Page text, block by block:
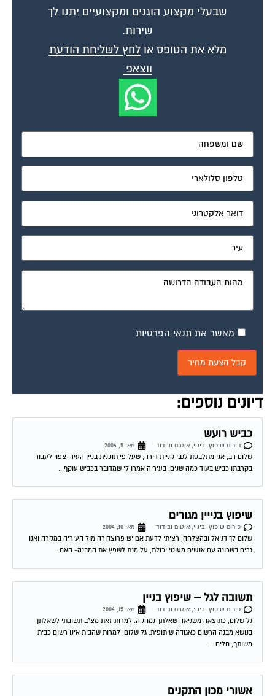
שבעלי מקצוע הוגנים ומקצועיים יתנו לך
שירות.
מלא את הטופס אולחץ לשליחת הודעת
ווצאפ
מאשר את תנאי הפרטיות
דיונים נוספים:
כביש רועש
פורום שיפוץ ובינוי, איטום ובידוד
מאי 5, 2004
שלום רב, אני מתלבטת לגבי קניית דירה, שעל פי תוכנית בניין העיר, צפוי לעבור
בקרבתו כביש בעוד כמה שנים. בעיריה אמרו לי שמדובר בכביש עוקף...
שיפוץ בנייין מגורים
פורום שיפוץ ובינוי, איטום ובידוד
מאי 10, 2004
שלום לך דניאל ובהצלחה, רציתי לדעת אם יש פרוצדורה מול העיריה במקרה ואנו
גרים בשכונה עם אנשים מעוטי יכולת, על מנת לשפץ את המבנה- האם...
תשובה לגל – שיפוץ בניין
פורום שיפוץ ובינוי, איטום ובידוד
מאי 15, 2004
גל שלום, כתוצאה משגיאה שאלתך נמחקה. למרות זאת מצ"ב תשובתי לשאלתך
בנושא מבנה הרשום כאגודה שיתופית. גל שלום, למרות שהבית אינו רשום כבית
משותף, חלים...
אשורי מכון התקנים